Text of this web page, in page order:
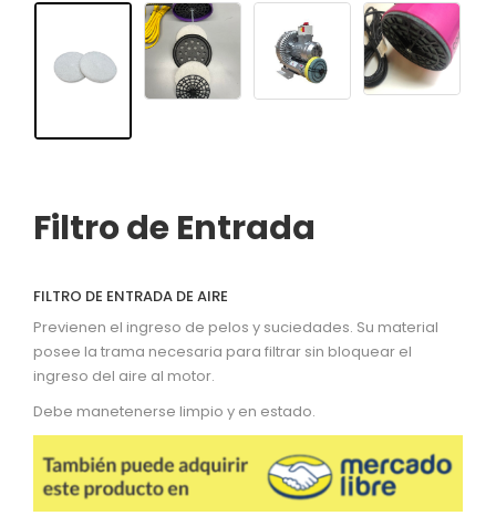
Filtro de Entrada
FILTRO DE ENTRADA DE AIRE
Previenen el ingreso de pelos y suciedades. Su material
posee la trama necesaria para filtrar sin bloquear el
ingreso del aire al motor.
Debe manetenerse limpio y en estado.